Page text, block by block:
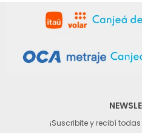
¡Suscribite y recibí